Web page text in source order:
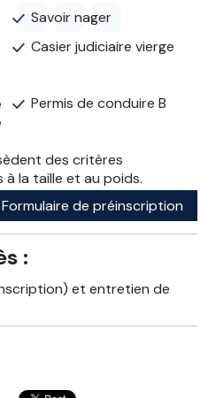
Savoir nager
Casier judiciaire vierge
Permis de conduire B
des critères
à la taille et au poids.
Formulaire de préinscription
:
et entretien de